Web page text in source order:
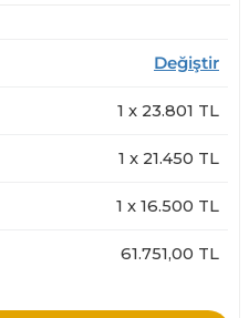
Değiştir
1 x 23.801 TL
1 x 21.450 TL
1 x 16.500 TL
61.751,00 TL